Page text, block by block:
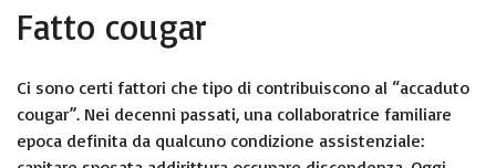
Fatto cougar
Ci sono certi fattori che tipo di contribuiscono al “accaduto
cougar”. Nei decenni passati, una collaboratrice familiare
epoca definita da qualcuno condizione assistenziale: